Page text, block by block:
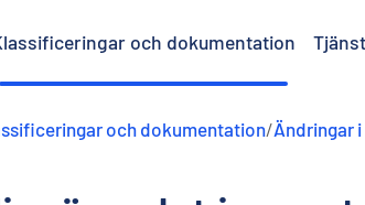
och dokumentation
och dokumentation/Ändringar